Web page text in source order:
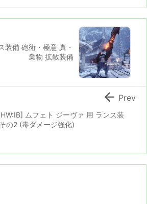
装備 砲術・極意 真・
業物 拡散装備
ムフェト ジーヴァ 用 ランス装
の2 (毒ダメージ強化)
 Prev